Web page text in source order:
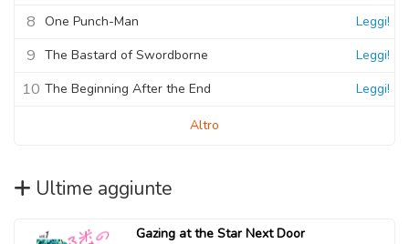
8 One Punch-Man Leggi!
9 The Bastard of Swordborne Leggi!
10 The Beginning After the End Leggi!
Altro
Ultime aggiunte
Gazing at the Star Next Door